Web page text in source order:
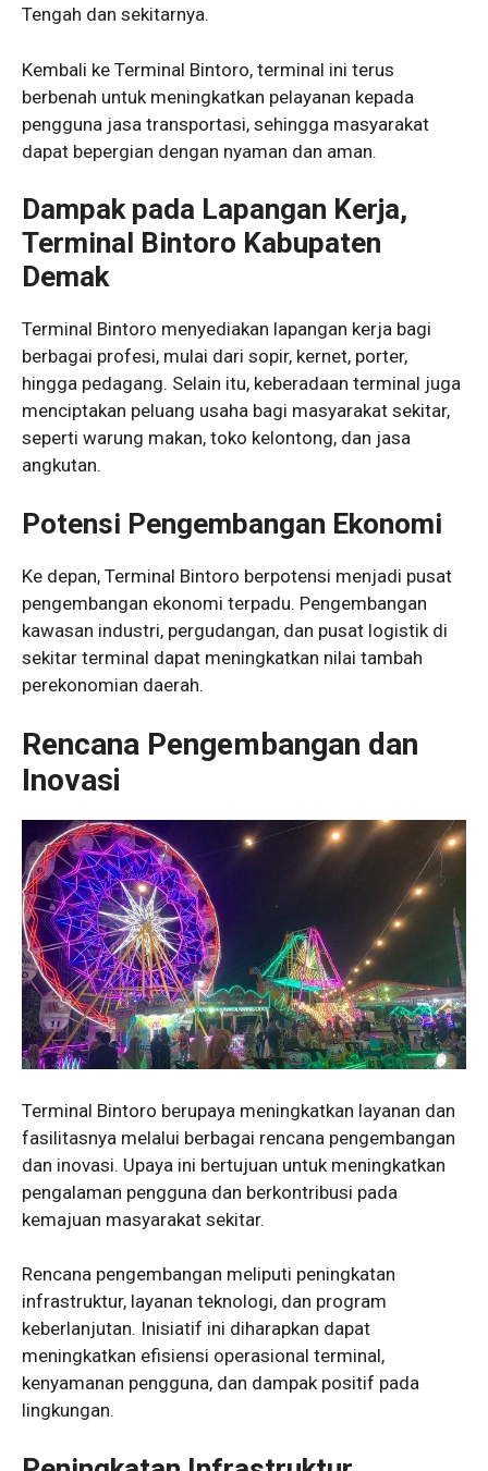
Tengah dan sekitarnya.
Kembali ke Terminal Bintoro, terminal ini terus
berbenah untuk meningkatkan pelayanan kepada
pengguna jasa transportasi, sehingga masyarakat
dapat bepergian dengan nyaman dan aman.
Dampak pada Lapangan Kerja,
Terminal Bintoro Kabupaten
Demak
Terminal Bintoro menyediakan lapangan kerja bagi
berbagai profesi, mulai dari sopir, kernet, porter,
hingga pedagang. Selain itu, keberadaan terminal juga
menciptakan peluang usaha bagi masyarakat sekitar,
seperti warung makan, toko kelontong, dan jasa
angkutan.
Potensi Pengembangan Ekonomi
Ke depan, Terminal Bintoro berpotensi menjadi pusat
pengembangan ekonomi terpadu. Pengembangan
kawasan industri, pergudangan, dan pusat logistik di
sekitar terminal dapat meningkatkan nilai tambah
perekonomian daerah.
Rencana Pengembangan dan
Inovasi
Terminal Bintoro berupaya meningkatkan layanan dan
fasilitasnya melalui berbagai rencana pengembangan
dan inovasi. Upaya ini bertujuan untuk meningkatkan
pengalaman pengguna dan berkontribusi pada
kemajuan masyarakat sekitar.
Rencana pengembangan meliputi peningkatan
infrastruktur, layanan teknologi, dan program
keberlanjutan. Inisiatif ini diharapkan dapat
meningkatkan efisiensi operasional terminal,
kenyamanan pengguna, dan dampak positif pada
lingkungan.